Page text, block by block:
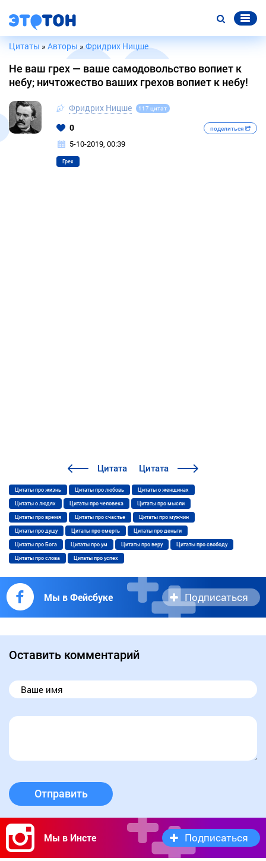
Цитаты » Авторы »Фридрих Ницше
Не ваш грех — ваше самодовольство вопиет к
небу; ничтожество ваших грехов вопиет к небу!
Фридрих Ницше 117 цитат
0 поделиться
5-10-2019, 00:39
Грех
Цитата Цитата
Цитаты про жизнь Цитаты про любовь Цитаты о женщинах
Цитаты о людях Цитаты про человека Цитаты про мысли
Цитаты про время Цитаты про счастье Цитаты про мужчин
Цитаты про душу Цитаты про смерть Цитаты про деньги
Цитаты про Бога Цитаты про ум Цитаты про веру Цитаты про свободу
Цитаты про слова Цитаты про успех
Мы в Фейсбуке Подписаться
Оставить комментарий
Отправить
Мы в Инсте Подписаться